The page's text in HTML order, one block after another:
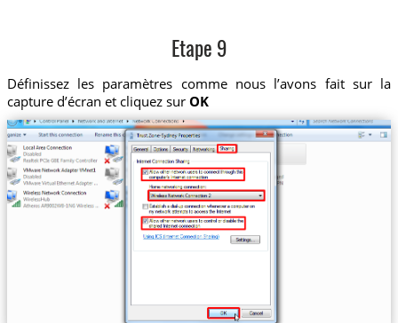
Etape 9
Définissez les paramètres comme nous l’avons fait sur la
capture d’écran et cliquez sur OK